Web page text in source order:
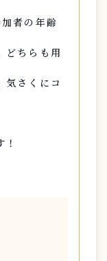
者の年齢
どちらも用
気さくにコ